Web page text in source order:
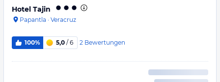
Hotel Tajin
Papantla · Veracruz
100% 5,0 / 6 2 Bewertungen